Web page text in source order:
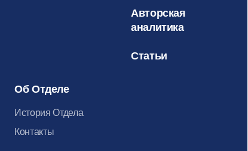
Авторская
аналитика
Статьи
Об Отделе
История Отдела
Контакты